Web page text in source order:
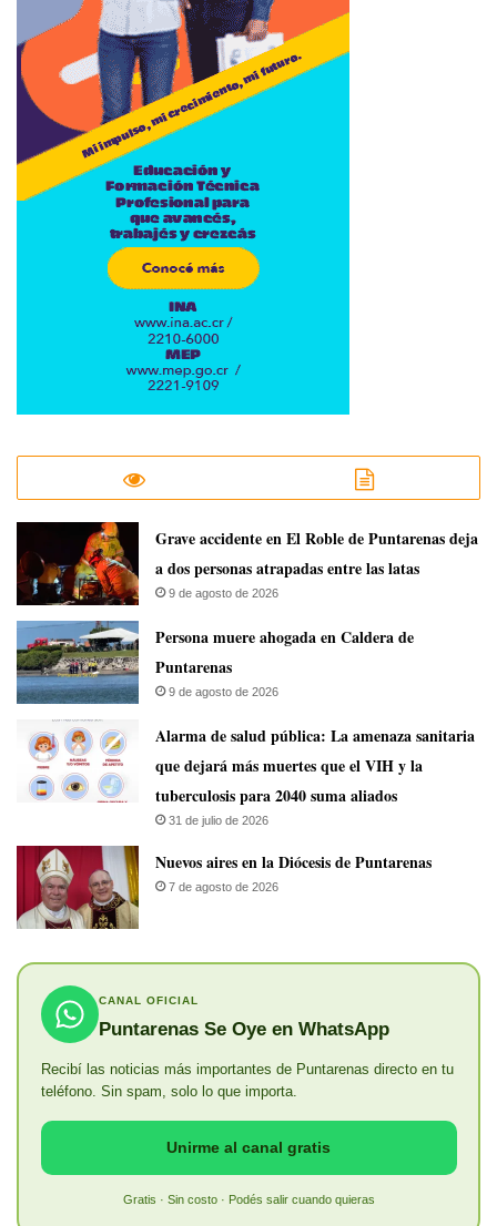
Grave accidente en El Roble de Puntarenas deja
a dos personas atrapadas entre las latas
9 de agosto de 2026
Persona muere ahogada en Caldera de
Puntarenas
9 de agosto de 2026
​Alarma de salud pública: La amenaza sanitaria
que dejará más muertes que el VIH y la
tuberculosis para 2040 suma aliados
31 de julio de 2026
​Nuevos aires en la Diócesis de Puntarenas
7 de agosto de 2026
CANAL OFICIAL
Puntarenas Se Oye en WhatsApp
Recibí las noticias más importantes de Puntarenas directo en tu
teléfono. Sin spam, solo lo que importa.
Unirme al canal gratis
Gratis · Sin costo · Podés salir cuando quieras